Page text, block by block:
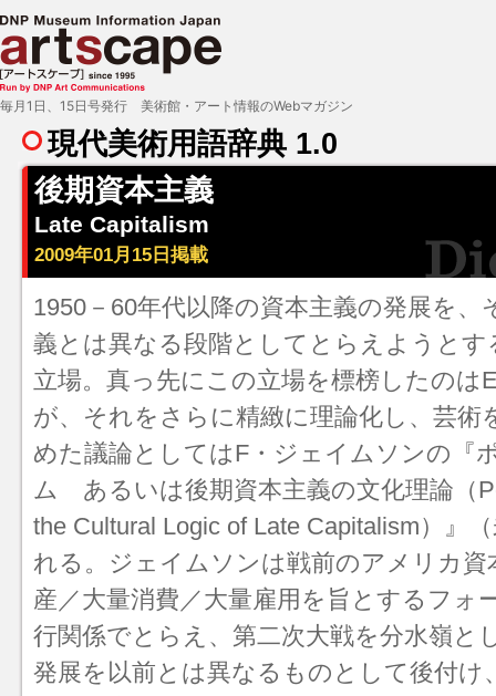
現代美術用語辞典 1.0
後期資本主義
Late Capitalism
2009年01月15日掲載
1950－60年代以降の資本主義の発展を、
義とは異なる段階としてとらえようと
立場。真っ先にこの立場を標榜したのは
が、それをさらに精緻に理論化し、芸術
めた議論としてはF・ジェイムソンの『
ム あるいは後期資本主義の文化理論（
the Cultural Logic of Late Capitalism）』
れる。ジェイムソンは戦前のアメリカ資
産／大量消費／大量雇用を旨とするフォ
行関係でとらえ、第二次大戦を分水嶺と
発展を以前とは異なるものとして後付け
毎月1日、15日号発行 美術館・アート情報のWebマガジン